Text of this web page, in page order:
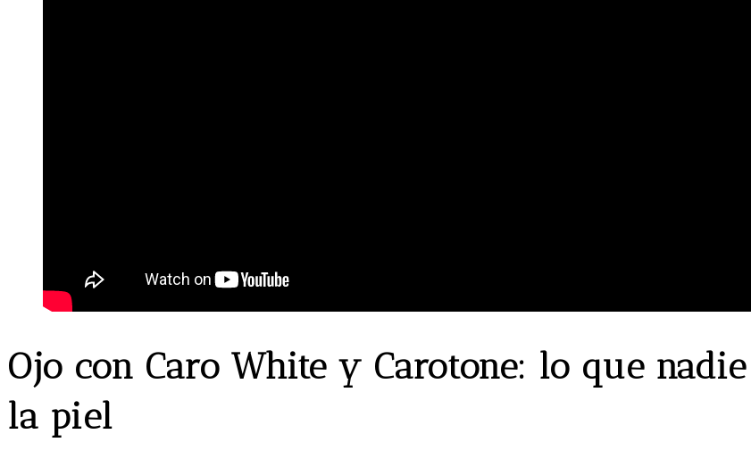
Ojo con Caro White y Carotone: lo que
la piel